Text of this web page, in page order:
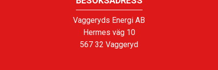
Vaggeryds Energi AB
Hermes väg 10
567 32 Vaggeryd